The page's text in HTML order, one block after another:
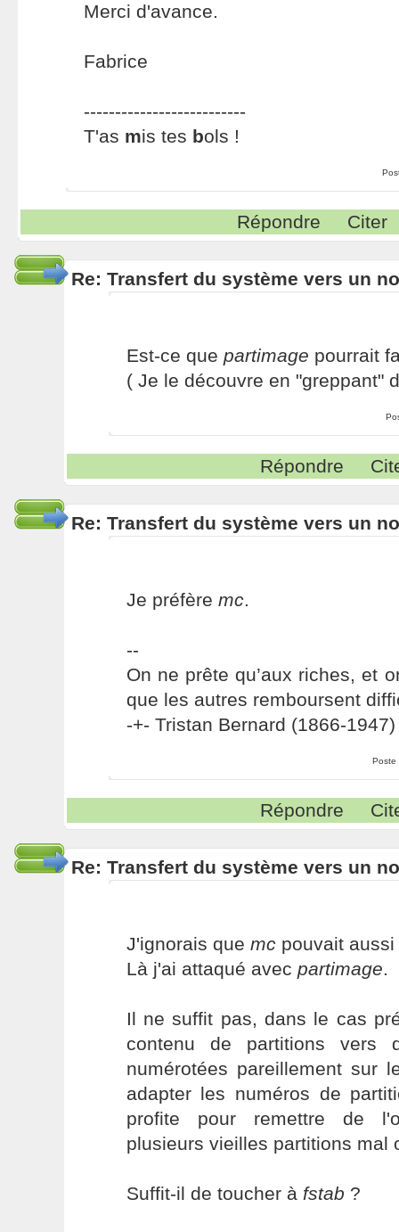
Merci d'avance.
Fabrice
--------------------------
T'as mis tes bols !
Répondre Citer
Re: Transfert du système vers un
Est-ce que partimage pourrait
( Je le découvre en "greppant"
Répondre
Re: Transfert du système vers un
Je préfère mc.
--
On ne prête qu’aux riches, et
que les autres remboursent
-+- Tristan Bernard (1866-1947)
Poste
Répondre
Re: Transfert du système vers un
J'ignorais que mcpouvait aussi
Là j'ai attaqué avec partimage.
Il ne suffit pas, dans le cas
contenu de partitions vers
numérotées pareillement sur
adapter les numéros de
profite pour remettre de
plusieurs vieilles partitions mal
Suffit-il de toucher à fstab ?